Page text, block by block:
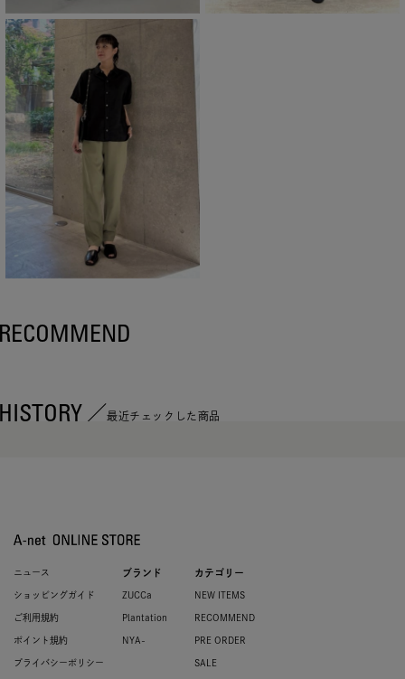
最近チェックした商品
ニュース
ショッピングガイド
ご利用規約
ポイント規約
プライバシーポリシー
ブランド
ZUCCa
Plantation
NYA-
カテゴリー
NEW ITEMS
RECOMMEND
PRE ORDER
SALE